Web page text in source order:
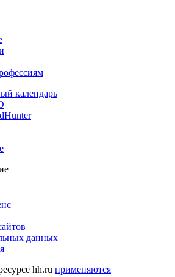
календарь
данных
hh.ru применяются